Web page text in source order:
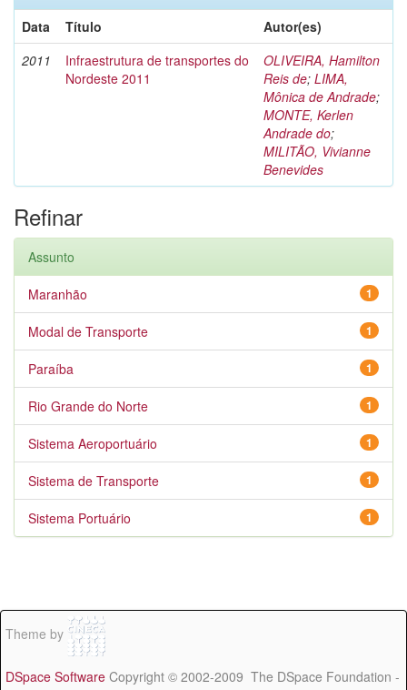
Data
Título
Autor(es)
2011
Infraestrutura de transportes do
Nordeste 2011
OLIVEIRA, Hamilton
Reis de; LIMA,
Mônica de Andrade;
MONTE, Kerlen
Andrade do;
MILITÃO, Vivianne
Benevides
Refinar
Assunto
1
Maranhão
1
Modal de Transporte
1
Paraíba
1
Rio Grande do Norte
1
Sistema Aeroportuário
1
Sistema de Transporte
1
Sistema Portuário
Theme by
DSpace Software Copyright © 2002-2009 The DSpace Foundation -